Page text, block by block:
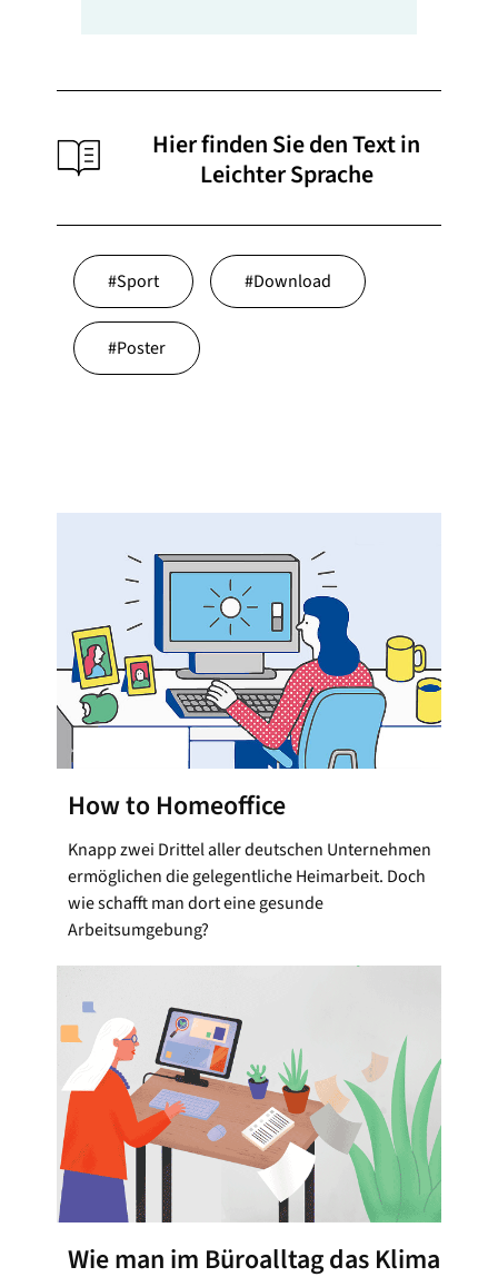
Hier finden Sie den Text in
Leichter Sprache
#Sport #Download
#Poster
How to Homeoffice
Knapp zwei Drittel aller deutschen Unternehmen
ermöglichen die gelegentliche Heimarbeit. Doch
wie schafft man dort eine gesunde
Arbeitsumgebung?
Wie man im Büroalltag das Klima